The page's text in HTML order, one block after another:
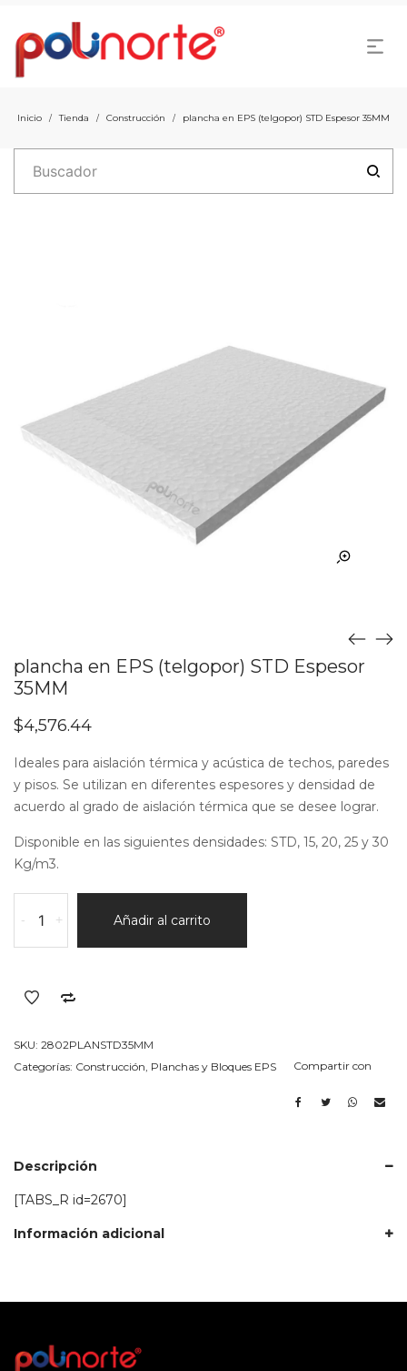
Inicio / Tienda / Construcción / plancha en EPS (telgopor) STD Espesor 35MM
plancha en EPS (telgopor) STD Espesor
35MM
$4,576.44
Ideales para aislación térmica y acústica de techos, paredes
y pisos. Se utilizan en diferentes espesores y densidad de
acuerdo al grado de aislación térmica que se desee lograr.
Disponible en las siguientes densidades: STD, 15, 20, 25 y 30
Kg/m3.
-
en
EPS
STD
+ Añadir al carrito
SKU: 2802PLANSTD35MM
Categorías: Construcción Planchas y Bloques EPS Compartir con
Descripción
[TABS_R id=2670]
Información adicional